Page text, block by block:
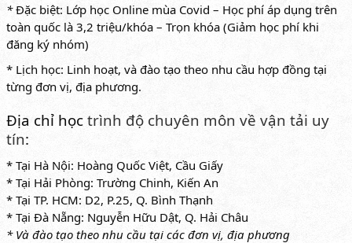
*Đặc biệt: Lớp học Online mùa Covid – Học phí áp dụng trên
toàn quốc là 3,2 triệu/khóa – Trọn khóa (Giảm học phí khi
đăng ký nhóm)
* Lịch học: Linh hoạt, và đào tạo theo nhu cầu hợp đồng tại
từng đơn vị, địa phương.
Địa chỉ học trình độ chuyên môn về vận tải uy
tín:
* Tại Hà Nội: Hoàng Quốc Việt, Cầu Giấy
* Tại Hải Phòng: Trường Chinh, Kiến An
* Tại TP. HCM: D2, P.25, Q. Bình Thạnh
* Tại Đà Nẵng: Nguyễn Hữu Dật, Q. Hải Châu
* Và đào tạo theo nhu cầu tại các đơn vị, địa phương